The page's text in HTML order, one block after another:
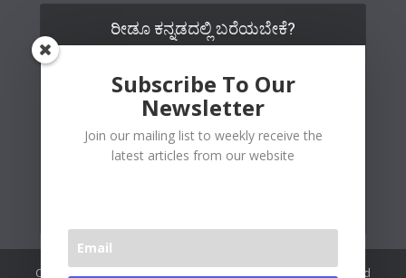
ರೀಡೂ ಕನ್ನಡದಲ್ಲಿ ಬರೆಯಬೇಕೆ?
Copywrite© 2026 Readoo Media Private Limited. Created and
Subscribe To Our
Newsletter
Join our mailing list to weekly receive the
latest articles from our website